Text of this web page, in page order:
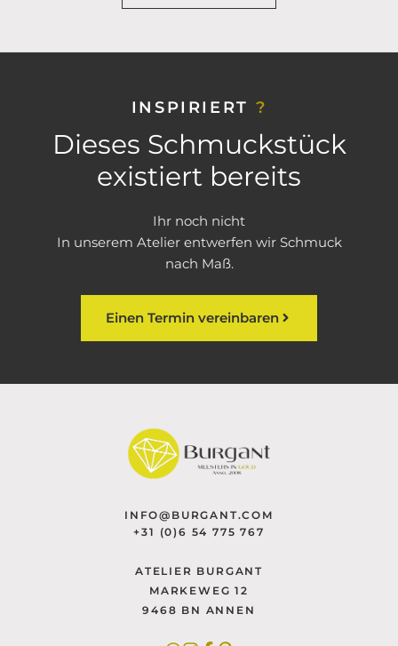
INSPIRIERT ?
Dieses Schmuckstück
existiert bereits
Ihr noch nicht
In unserem Atelier entwerfen wir Schmuck
nach Maß.
Einen Termin vereinbaren
INFO@BURGANT.COM
+31 (0)6 54 775 767
ATELIER BURGANT
MARKEWEG 12
9468 BN ANNEN